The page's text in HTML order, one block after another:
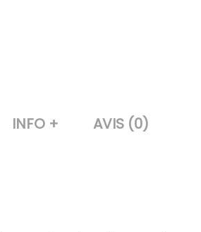
INFO + AVIS (0)